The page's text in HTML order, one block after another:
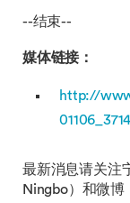
--结束--
媒体链接：
http://
最新消息请关注
Ningbo）和微博